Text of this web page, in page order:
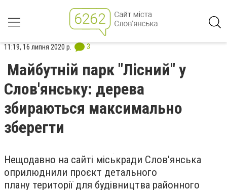
11:19, 16 липня 2020 р. 3
Майбутній парк "Лісний" у
Слов'янську: дерева
збираються максимально
зберегти
Нещодавно на сайті міськради Слов'янська
оприлюднили проєкт детального
плану території для будівництва районного